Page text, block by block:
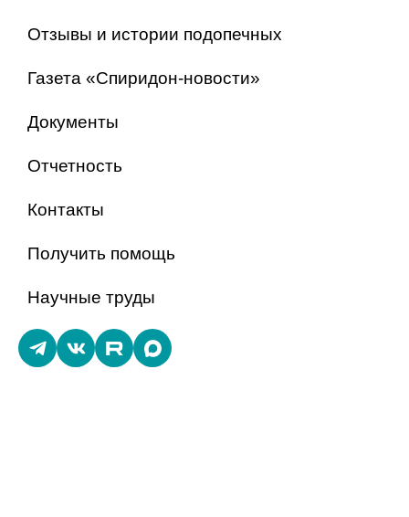
Отзывы и истории подопечных
Газета «Спиридон-новости»
Документы
Отчетность
Контакты
Получить помощь
Научные труды